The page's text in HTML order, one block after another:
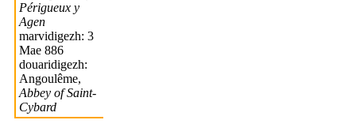
Périgueux y
Agen
marvidigezh: 3
Mae 886
douaridigezh:
Angoulême,
Abbey of Saint-
Cybard